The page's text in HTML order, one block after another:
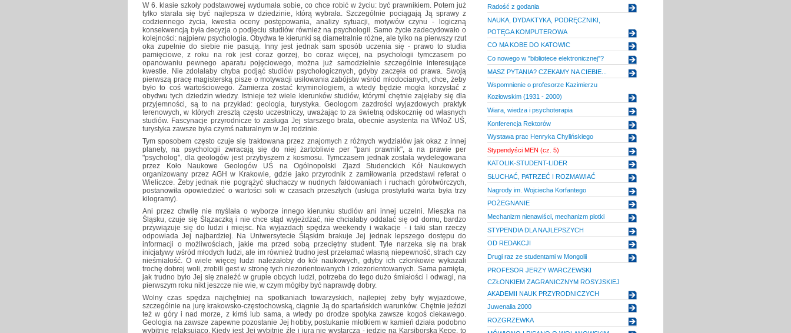
W 6. klasie szkoły podstawowej wydumała sobie, co chce robić w życiu: być prawnikiem. Potem już
tylko starała się być najlepsza w dziedzinie, którą wybrała. Szczególnie pociągają Ją sprawy z
codziennego życia, kwestia oceny postępowania, analizy sytuacji, motywów czynu - logiczną
konsekwencją była decyzja o podjęciu studiów również na psychologii. Samo życie zadecydowało o
kolejności: najpierw psychologia. Obydwa te kierunki są diametralnie różne, ale tylko na pierwszy rzut
oka zupełnie do siebie nie pasują. Inny jest jednak sam sposób uczenia się - prawo to studia
pamięciowe, z roku na rok jest coraz gorzej, bo coraz więcej, na psychologii tymczasem po
opanowaniu pewnego aparatu pojęciowego, można już samodzielnie szczególnie interesujące
kwestie. Nie zdołałaby chyba podjąć studiów psychologicznych, gdyby zaczęła od prawa. Swoją
pierwszą pracę magisterską pisze o motywacji usiłowania zabójstw wśród młodocianych, chce, żeby
było to coś wartościowego. Zamierza zostać kryminologiem, a wtedy będzie mogła korzystać z
obydwu tych dziedzin wiedzy. Istnieje też wiele kierunków studiów, którymi chętnie zajęłaby się dla
przyjemności, są to na przykład: geologia, turystyka. Geologom zazdrości wyjazdowych praktyk
terenowych, w których zresztą często uczestniczy, uważając to za świetną odskocznię od własnych
studiów. Fascynacje przyrodnicze to zasługa Jej starszego brata, obecnie asystenta na WNoZ UŚ,
turystyka zawsze była czymś naturalnym w Jej rodzinie.
Tym sposobem często czuje się traktowana przez znajomych z różnych wydziałów jak okaz z innej
planety, na psychologii zwracają się do niej żartobliwie per "pani prawnik", a na prawie per
"psycholog", dla geologów jest przybyszem z kosmosu. Tymczasem jednak została wydelegowana
przez Koło Naukowe Geologów UŚ na Ogólnopolski Zjazd Studenckich Kół Naukowych
organizowany przez AGH w Krakowie, gdzie jako przyrodnik z zamiłowania przedstawi referat o
Wieliczce. Żeby jednak nie pogrążyć słuchaczy w nudnych fałdowaniach i ruchach górotwórczych,
postanowiła opowiedzieć o wartości soli w czasach przeszłych (usługa prostytutki warta była trzy
kilogramy).
Ani przez chwilę nie myślała o wyborze innego kierunku studiów ani innej uczelni. Mieszka na
Śląsku, czuje się Ślązaczką i nie chce stąd wyjeżdżać, nie chciałaby oddalać się od domu, bardzo
przywiązuje się do ludzi i miejsc. Na wyjazdach spędza weekendy i wakacje - i taki stan rzeczy
odpowiada Jej najbardziej. Na Uniwersytecie Śląskim brakuje Jej jednak lepszego dostępu do
informacji o możliwościach, jakie ma przed sobą przeciętny student. Tyle narzeka się na brak
inicjatywy wśród młodych ludzi, ale im również trudno jest przełamać własną niepewność, strach czy
nieśmiałość. O wiele więcej ludzi należałoby do kół naukowych, gdyby ich członkowie wykazali
trochę dobrej woli, zrobili gest w stronę tych niezorientowanych i zdezorientowanych. Sama pamięta,
jak trudno było Jej się znaleźć w grupie obcych ludzi, potrzeba do tego dużo śmiałości i odwagi, na
pierwszym roku nikt jeszcze nie wie, w czym mógłby być naprawdę dobry.
Wolny czas spędza najchętniej na spotkaniach towarzyskich, najlepiej żeby były wyjazdowe,
szczególnie na jurę krakowsko-częstochowską, ciągnie Ją do spartańskich warunków. Chętnie jeździ
też w góry i nad morze, z kimś lub sama, a wtedy po drodze spotyka zawsze kogoś ciekawego.
Geologia na zawsze zapewne pozostanie Jej hobby, postukanie młotkiem w kamień działa podobno
wybitnie relaksująco. Kiedy jest Jej wybitnie źle i jura nie wystarcza - jedzie na Karsiborską Kępę, to
Radość z godania
NAUKA, DYDAKTYKA, PODRĘCZNIKI,
POTĘGA KOMPUTEROWA
CO MA KOBE DO KATOWIC
Co nowego w "bibliotece elektronicznej"?
MASZ PYTANIA? CZEKAMY NA CIEBIE...
Wspomnienie o profesorze Kazimierzu
Kozłowskim (1931 - 2000)
Wiara, wiedza i psychoterapia
Konferencja Rektorów
Wystawa prac Henryka Chylińskiego
Stypendyści MEN (cz. 5)
KATOLIK-STUDENT-LIDER
SŁUCHAĆ, PATRZEĆ I ROZMAWIAĆ
Nagrody im. Wojciecha Korfantego
POŻEGNANIE
Mechanizm nienawiści, mechanizm plotki
STYPENDIA DLA NAJLEPSZYCH
OD REDAKCJI
Drugi raz ze studentami w Mongolii
PROFESOR JERZY WARCZEWSKI
CZŁONKIEM ZAGRANICZNYM ROSYJSKIEJ
AKADEMII NAUK PRZYRODNICZYCH
Juwenalia 2000
ROZGRZEWKA